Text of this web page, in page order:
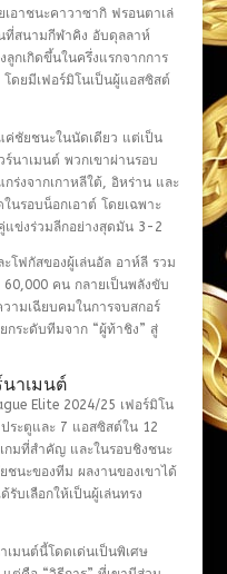
เอาชนะคาวาซากิ ฟรอนตาเล่
สนามกีฬาคิง อับดุลลาห์
กเกิดขึ้นในครึ่งแรกจากการ
โดยมีเฟอร์มิโนเป็นผู้แอสซิสต์
ชัยชนะในนัดเดียว แต่เป็น
นาเมนต์ พวกเขาผ่านรอบ
ร่งจากเกาหลีใต้, อิหร่าน และ
นรอบน็อกเอาต์ โดยเฉพาะ
แข่งร่วมลีกอย่างสุดมัน 3-2
โฟกัสของผู้เล่นอัล อาห์ลี รวม
คน กลายเป็นพลังขับ
ามเฉียบคมในการจบสกอร์
กระดับทีมจาก “ผู้ท้าชิง” สู่
าเมนต์
Elite 2024/25 เฟอร์มิโน
ระตูและ 7 แอสซิสต์ใน 12
กมที่สำคัญ และในรอบชิงชนะ
ชนะของทีม ผลงานของเขาได้
รับเลือกให้เป็นผู้เล่นทรง
มนต์นี้โดดเด่นเป็นพิเศษ